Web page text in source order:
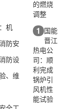
机
防安
防设
、维
的燃烧
调整
1 国能
晋江
热电公
司：顺
利完成
锅炉引
风机性
能试验